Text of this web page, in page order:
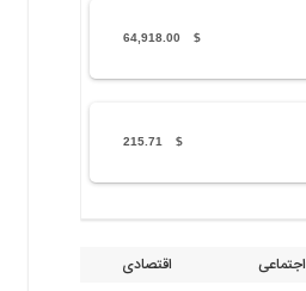
$
64,918.00
$
215.71
اجتماعی اقتصادی